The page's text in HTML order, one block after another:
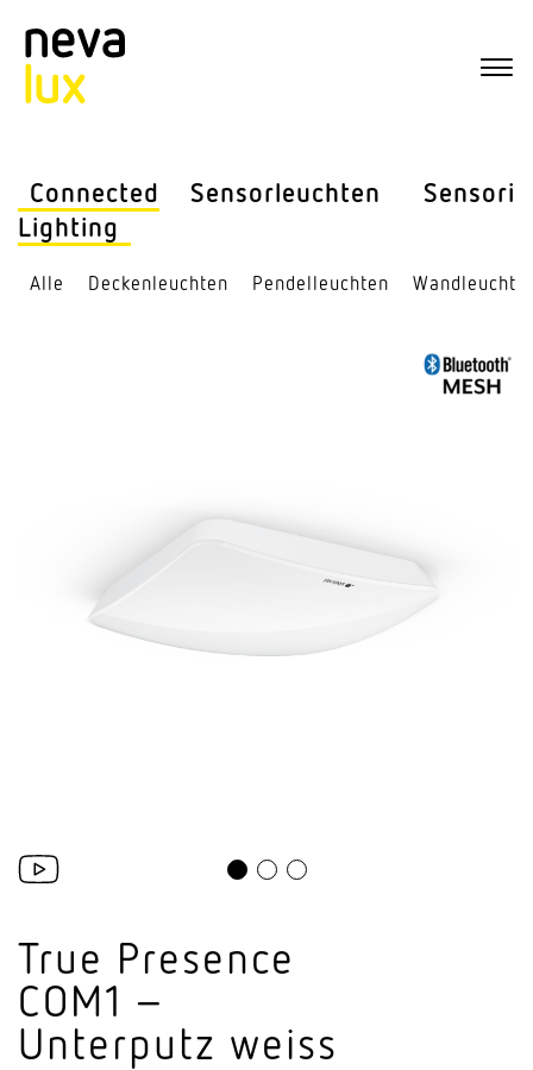
Connected
Lighting
Sensor­leuchten Sensorik
Alle Decken­leuchten Pendel­leuchten
True Presence
COM1 –
Unterputz weiss